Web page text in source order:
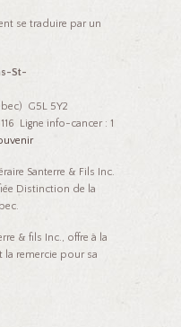
se traduire par un
St-
G5L 5Y2
Ligne info-cancer : 1
Santerre & Fils Inc.
Distinction de la
& fils Inc., offre à la
la remercie pour sa